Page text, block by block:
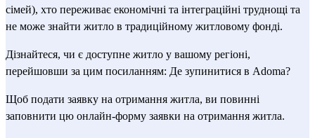
сімей), хто переживає економічні та інтеграційні труднощі та
не може знайти житло в традиційному житловому фонді.
Дізнайтеся, чи є доступне житло у вашому регіоні,
перейшовши за цим посиланням: Де зупинитися в Adoma?
Щоб подати заявку на отримання житла, ви повинні
заповнити цю онлайн-форму заявки на отримання житла.